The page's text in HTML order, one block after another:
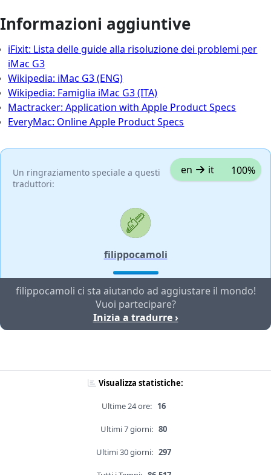
Informazioni aggiuntive
iFixit: Lista delle guide alla risoluzione dei problemi per
iMac G3
Wikipedia: iMac G3 (ENG)
Wikipedia: Famiglia iMac G3 (ITA)
Mactracker: Application with Apple Product Specs
EveryMac: Online Apple Product Specs
Un ringraziamento speciale a questi
traduttori:
en it 100%
filippocamoli
filippocamoli ci sta aiutando ad aggiustare il mondo!
Vuoi partecipare?
Inizia a tradurre ›
Visualizza statistiche:
Ultime 24 ore: 16
Ultimi 7 giorni: 80
Ultimi 30 giorni: 297